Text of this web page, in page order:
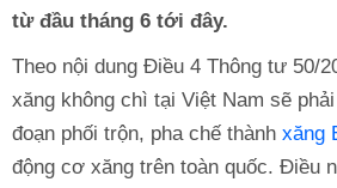
từ đầu tháng 6 tới đây.
Theo nội dung Điều 4 Thông tư 50/
xăng không chì tại Việt Nam sẽ
đoạn phối trộn, pha chế thành xăng
động cơ xăng trên toàn quốc. Điều